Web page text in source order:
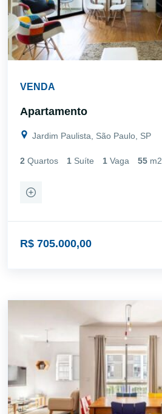
VENDA
Apartamento
Jardim Paulista, São Paulo, SP
2 Quartos 1 Suíte 1 Vaga 55 m2
R$ 705.000,00